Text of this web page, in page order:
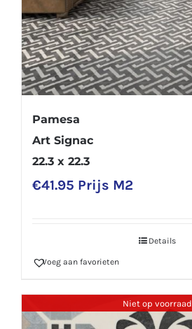
Pamesa
Art Signac
22.3 x 22.3
€41.95 Prijs M2
Details
Voeg aan favorieten
Niet op voorraad